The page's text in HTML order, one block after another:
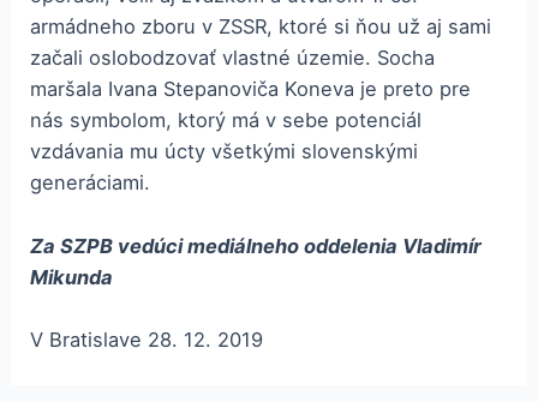
armádneho zboru v ZSSR, ktoré si ňou už aj sami
začali oslobodzovať vlastné územie. Socha
maršala Ivana Stepanoviča Koneva je preto pre
nás symbolom, ktorý má v sebe potenciál
vzdávania mu úcty všetkými slovenskými
generáciami.
Za SZPB vedúci mediálneho oddelenia Vladimír
Mikunda
V Bratislave 28. 12. 2019